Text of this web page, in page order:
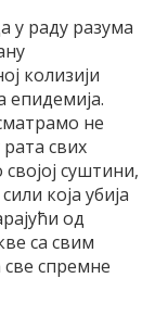
у раду разума
колизији
епидемија.
не
свих
суштини,
која убија
од
са свим
све спремне